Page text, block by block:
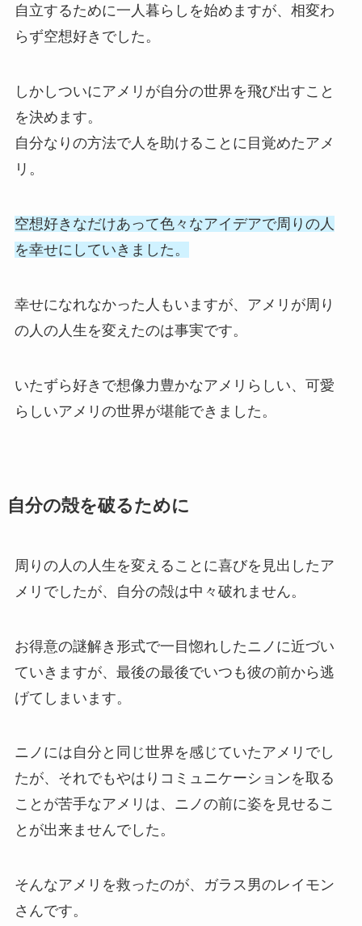
自立するために一人暮らしを始めますが、相変わ
らず空想好きでした。
しかしついにアメリが自分の世界を飛び出すこと
を決めます。
自分なりの方法で人を助けることに目覚めたアメ
リ。
空想好きなだけあって色々なアイデアで周りの人
を幸せにしていきました。
幸せになれなかった人もいますが、アメリが周り
の人の人生を変えたのは事実です。
いたずら好きで想像力豊かなアメリらしい、可愛
らしいアメリの世界が堪能できました。
自分の殻を破るために
周りの人の人生を変えることに喜びを見出したア
メリでしたが、自分の殻は中々破れません。
お得意の謎解き形式で一目惚れしたニノに近づい
ていきますが、最後の最後でいつも彼の前から逃
げてしまいます。
ニノには自分と同じ世界を感じていたアメリでし
たが、それでもやはりコミュニケーションを取る
ことが苦手なアメリは、ニノの前に姿を見せるこ
とが出来ませんでした。
そんなアメリを救ったのが、ガラス男のレイモン
さんです。